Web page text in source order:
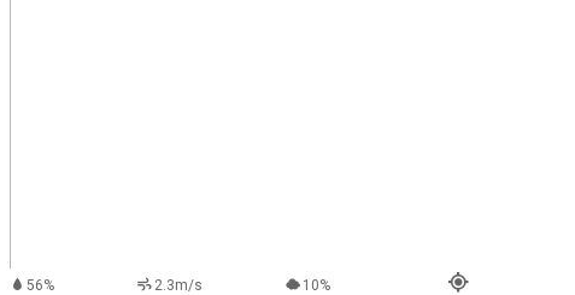
56% 2.3m/s 10%